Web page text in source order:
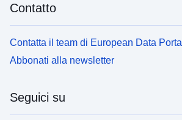
Contatto
Contatta il team di European Data Portal
Abbonati alla newsletter
Seguici su